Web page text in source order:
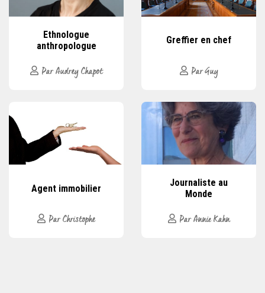
Ethnologue
anthropologue
Par Audrey Chapot
Greffier en chef
Par Guy
Agent immobilier
Par Christophe
Journaliste au
Monde
Par Annie Kahn